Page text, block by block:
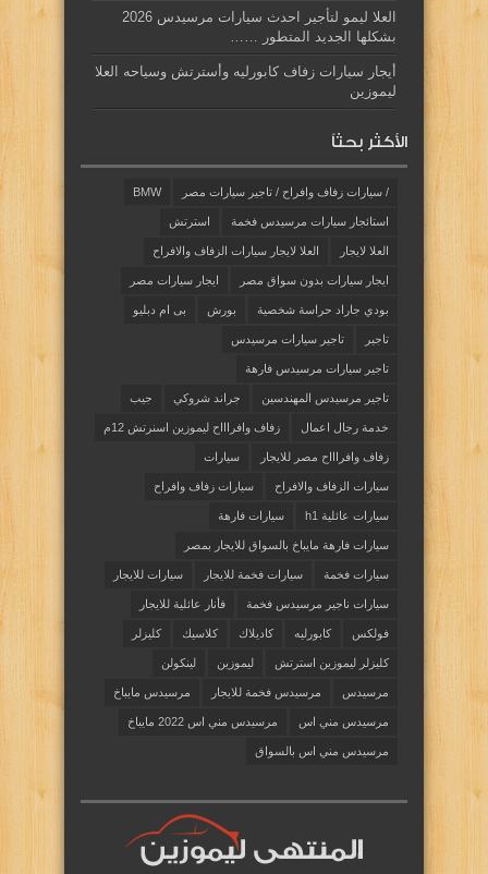
العلا ليمو لتأجير احدث سيارات مرسيدس 2026
بشكلها الجديد المتطور ……
أيجار سيارات زفاف كابورليه وأسترتش وسياحه العلا
ليموزين
الأكثر بحثاً
/ سيارات زفاف وافراح / تاجير سيارات مصر BMW
استائجار سيارات مرسيدس فخمة استرتش
العلا لايجار العلا لايجار سيارات الزفاف والافراح
ايجار سيارات بدون سواق مصر ايجار سيارات مصر
بودي جاراد حراسة شخصية بورش بى ام دبليو
تاجير تاجير سيارات مرسيدس
تاجير سيارات مرسيدس فارهة
تاجير مرسيدس المهندسين جراند شروكي جيب
خدمة رجال اعمال زفاف وافراااح ليموزين اسنرتش 12م
زفاف وافراااح مصر للايجار سيارات
سيارات الزفاف والافراح سيارات زفاف وافراح
سيارات عائلية h1 سيارات فارهة
سيارات فارهة مايباخ بالسواق للايجار بمصر
سيارات فخمة سيارات فخمة للايجار سيارات للايجار
سيارات ناجير مرسيدس فخمة فأنار عائلية للايجار
فولكس كابورليه كاديلاك كلاسيك كليزلر
كليزلر ليموزين استرتش ليموزين لينكولن
مرسيدس مرسيدس فخمة للايجار مرسيدس مايباخ
مرسيدس مني اس مرسيدس مني اس 2022 مايباخ
مرسيدس مني اس بالسواق